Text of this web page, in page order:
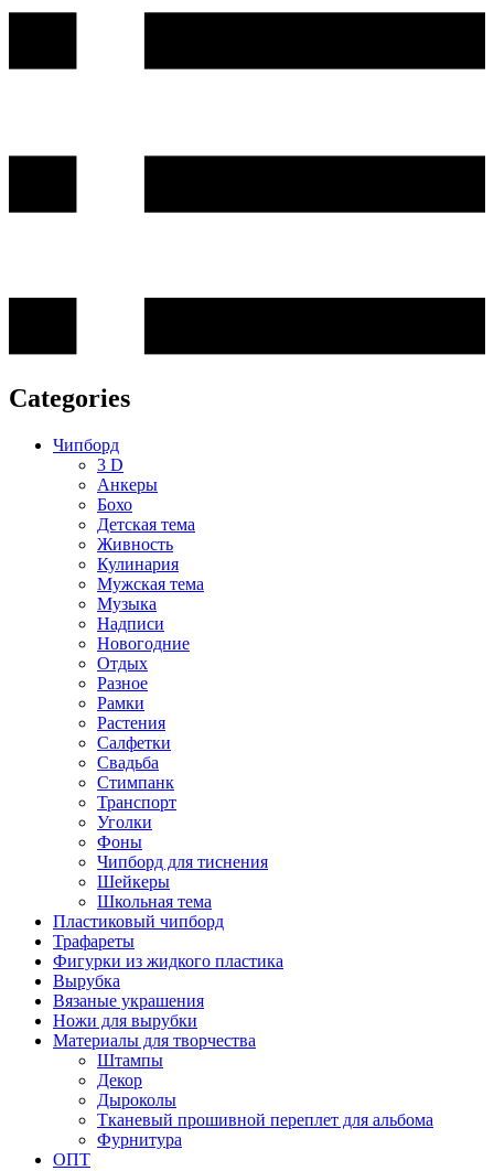
Categories
Чипборд
3 D
Анкеры
Бохо
Детская тема
Живность
Кулинария
Мужская тема
Музыка
Надписи
Новогодние
Отдых
Разное
Рамки
Растения
Салфетки
Свадьба
Стимпанк
Транспорт
Уголки
Фоны
Чипборд для тиснения
Шейкеры
Школьная тема
Пластиковый чипборд
Трафареты
Фигурки из жидкого пластика
Вырубка
Вязаные украшения
Ножи для вырубки
Материалы для творчества
Штампы
Декор
Дыроколы
Тканевый прошивной переплет для альбома
Фурнитура
ОПТ